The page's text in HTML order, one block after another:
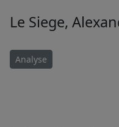
Le Siege,
Analyse